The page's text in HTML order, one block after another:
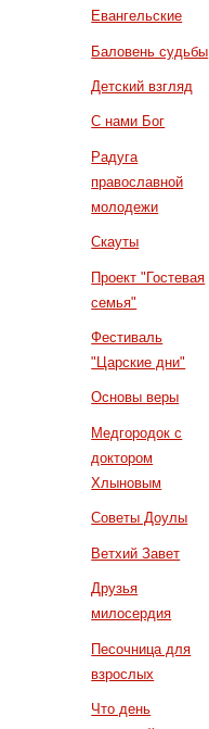
Евангельские
Баловень судьбы
Детский взгляд
С нами Бог
Радуга
православной
молодежи
Скауты
Проект "Гостевая
семья"
Фестиваль
"Царские дни"
Основы веры
Медгородок с
доктором
Хлыновым
Советы Доулы
Ветхий Завет
Друзья
милосердия
Песочница для
взрослых
Что день